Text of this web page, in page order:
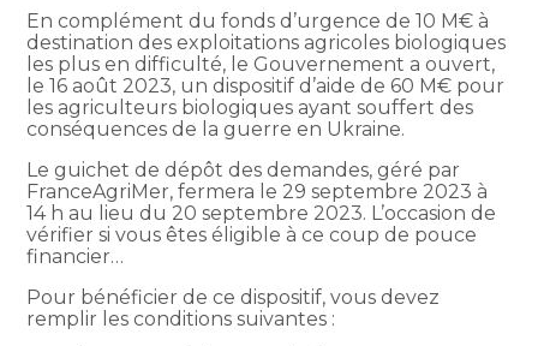
En complément du fonds d’urgence de 10 M€ à
destination des exploitations agricoles biologiques
les plus en difficulté, le Gouvernement a ouvert,
le 16 août 2023, un dispositif d’aide de 60 M€ pour
les agriculteurs biologiques ayant souffert des
conséquences de la guerre en Ukraine.
Le guichet de dépôt des demandes, géré par
FranceAgriMer, fermera le 29 septembre 2023 à
14 h au lieu du 20 septembre 2023. L’occasion de
vérifier si vous êtes éligible à ce coup de pouce
financier…
Pour bénéficier de ce dispositif, vous devez
remplir les conditions suivantes :